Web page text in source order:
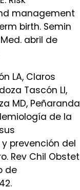
management
birth. Semin
abril de
LA, Claros
Tascón LI,
MD, Peñaranda
de la
prevención del
Rev Chil Obstet
de